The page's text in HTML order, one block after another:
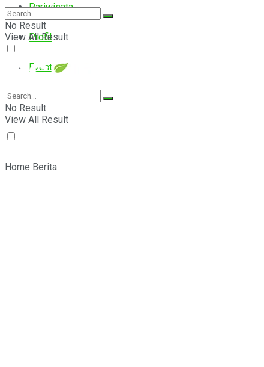
Pariwisata
Profil
Event
E-Magazine
No Result
View All Result
No Result
View All Result
Home Berita